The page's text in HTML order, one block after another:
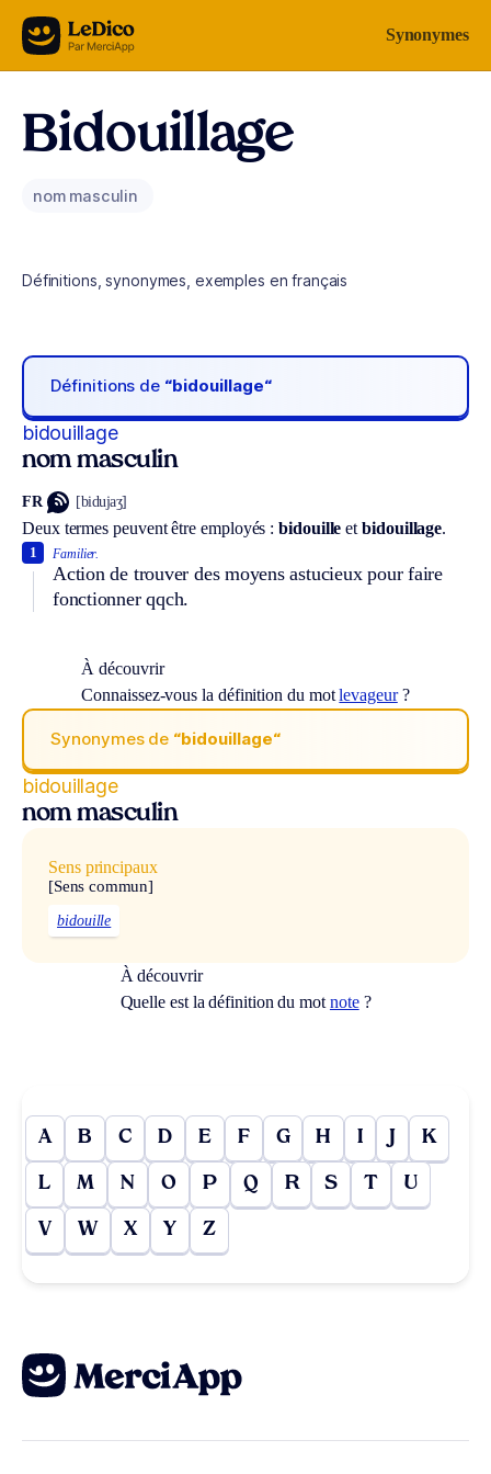
Aller au contenu Synonymes
Bidouillage
nom masculin
Définitions, synonymes, exemples en français
Définitions de “bidouillage“
bidouillage
nom masculin
FR [bidujaʒ]
Deux termes peuvent être employés :bidouille etbidouillage.
Familier.
Action de trouver des moyens astucieux pour faire
fonctionner qqch.
1
À découvrir
Connaissez-vous la définition du motlevageur?
Synonymes de “bidouillage“
bidouillage
nom masculin
Sens principaux
[Sens commun]
bidouille
À découvrir
Quelle est la définition du mot note?
A B C D E F G H I J K
L M N O P Q R S T U
V W X Y Z